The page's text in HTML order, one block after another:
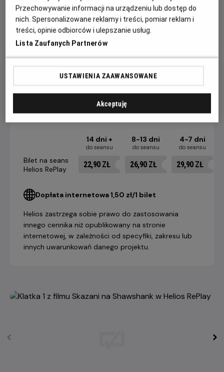
gdzie rządy sprawują sadystyczni strażnicy oraz dyrektor
hipokryta i oszust. Andy, żeby przeżyć lata, jakie przyjdzie
mu spędzić w celi, będzie musiał wykazać się sprytem i
wolą przetrwania. Przygotowuje również misterny plan
współwięźniów.
14 dni +
do seansu
8-13 dni
do seansu
4-7 dni
do seansu
Bilet na seans
Helios RePlay
22,90 ZŁ 26,90 ZŁ 29,90 ZŁ
Dopłata internetowa 1,50 zł/1 bilet
Helios zastrzega sobie prawo do zastosowania
innego cennika niż opublikowany na stronie
internetowej, w zależności od specyfiki, zakresu lub
innych uwarunkowań danego projektu.
Przechowywanie informacji na urządzeniu lub dostęp do
nich. Spersonalizowane reklamy i treści, pomiar reklam i
treści, opinie odbiorców i ulepszanie usług.
Lista Zaufanych Partnerów
USTAWIENIA ZAAWANSOWANE
Akceptuję